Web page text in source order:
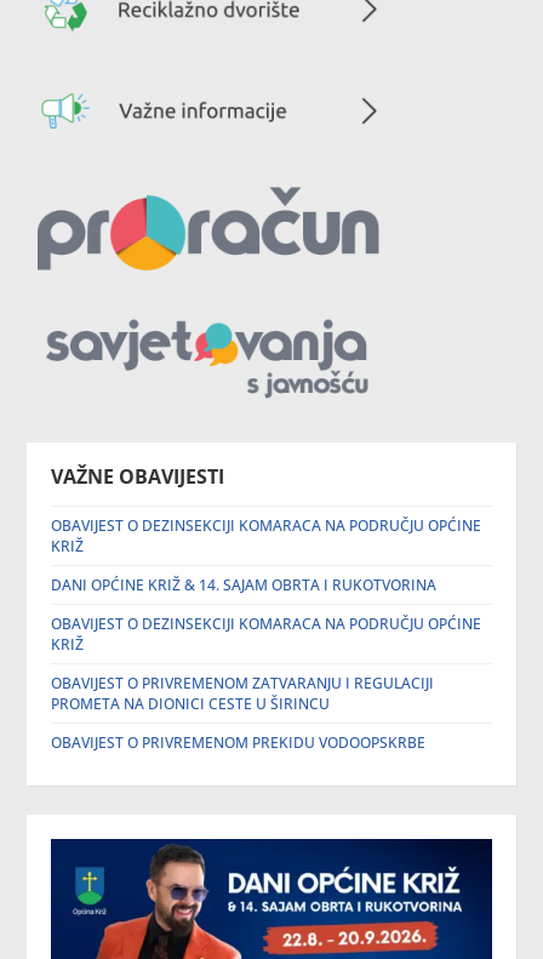
VAŽNE OBAVIJESTI
OBAVIJEST O DEZINSEKCIJI KOMARACA NA PODRUČJU OPĆINE
KRIŽ
DANI OPĆINE KRIŽ & 14. SAJAM OBRTA I RUKOTVORINA
OBAVIJEST O DEZINSEKCIJI KOMARACA NA PODRUČJU OPĆINE
KRIŽ
OBAVIJEST O PRIVREMENOM ZATVARANJU I REGULACIJI
PROMETA NA DIONICI CESTE U ŠIRINCU
OBAVIJEST O PRIVREMENOM PREKIDU VODOOPSKRBE